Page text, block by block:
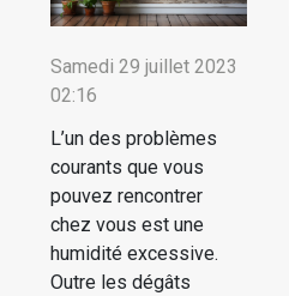
Samedi 29 juillet 2023
02:16
L’un des problèmes
courants que vous
pouvez rencontrer
chez vous est une
humidité excessive.
Outre les dégâts